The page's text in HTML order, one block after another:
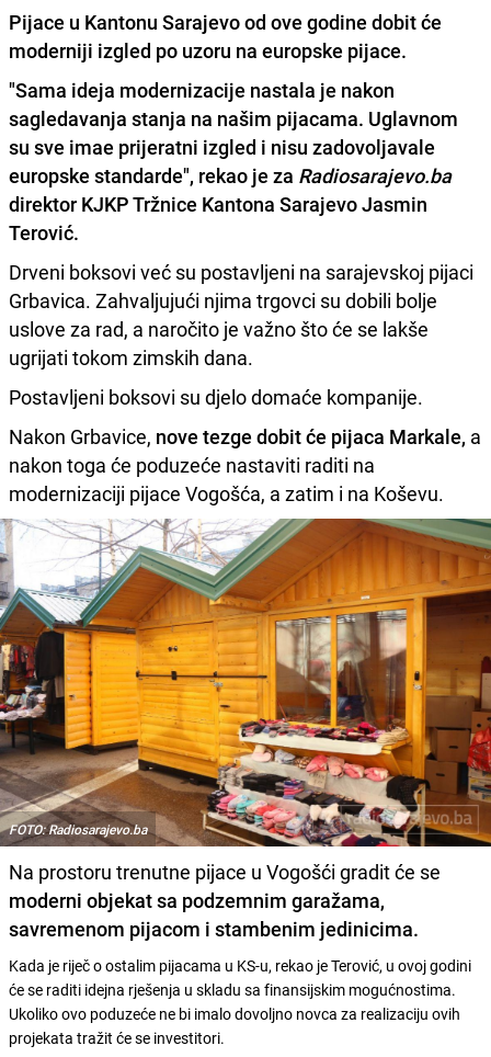
Pijace u Kantonu Sarajevo od ove godine dobit će
moderniji izgled po uzoru na europske pijace.
"Sama ideja modernizacije nastala je nakon
sagledavanja stanja na našim pijacama. Uglavnom
su sve imae prijeratni izgled i nisu zadovoljavale
europske standarde", rekao je za Radiosarajevo.ba
direktor KJKP Tržnice Kantona Sarajevo Jasmin
Terović.
Drveni boksovi već su postavljeni na sarajevskoj pijaci
Grbavica. Zahvaljujući njima trgovci su dobili bolje
uslove za rad, a naročito je važno što će se lakše
ugrijati tokom zimskih dana.
Postavljeni boksovi su djelo domaće kompanije.
Nakon Grbavice, nove tezge dobit će pijaca Markale, a
nakon toga će poduzeće nastaviti raditi na
modernizaciji pijace Vogošća, a zatim i na Koševu.
FOTO: Radiosarajevo.ba
Na prostoru trenutne pijace u Vogošći gradit će se
moderni objekat sa podzemnim garažama,
savremenom pijacom i stambenim jedinicima.
Kada je riječ o ostalim pijacama u KS-u, rekao je Terović, u ovoj godini
će se raditi idejna rješenja u skladu sa finansijskim mogućnostima.
Ukoliko ovo poduzeće ne bi imalo dovoljno novca za realizaciju ovih
projekata tražit će se investitori.